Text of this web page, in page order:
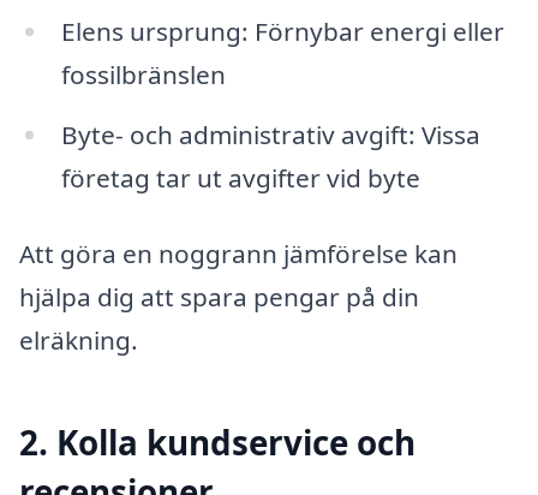
Elens ursprung: Förnybar energi eller
fossilbränslen
Byte- och administrativ avgift: Vissa
företag tar ut avgifter vid byte
Att göra en noggrann jämförelse kan
hjälpa dig att spara pengar på din
elräkning.
2. Kolla kundservice och